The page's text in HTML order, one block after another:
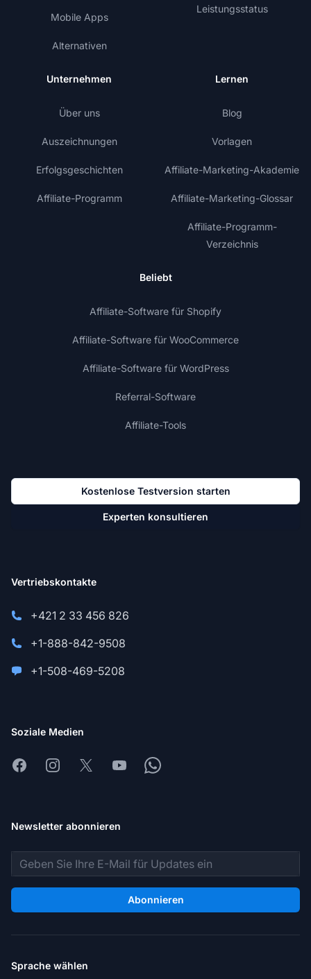
Mobile Apps
Alternativen
Leistungsstatus
Unternehmen
Über uns
Auszeichnungen
Erfolgsgeschichten
Affiliate-Programm
Lernen
Blog
Vorlagen
Affiliate-Marketing-Akademie
Affiliate-Marketing-Glossar
Affiliate-Programm-
Verzeichnis
Beliebt
Affiliate-Software für Shopify
Affiliate-Software für WooCommerce
Affiliate-Software für WordPress
Referral-Software
Affiliate-Tools
Kostenlose Testversion starten
Experten konsultieren
Vertriebskontakte
+421 2 33 456 826
+1-888-842-9508
+1-508-469-5208
Soziale Medien
FacebookInstagram
X YoutubeWhatsapp
Newsletter abonnieren
E-Mail-Adresse
Abonnieren
Sprache wählen